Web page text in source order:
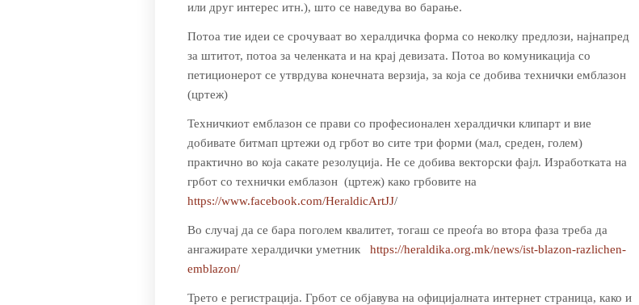
или друг интерес итн.), што се наведува во барање.
Потоа тие идеи се срочуваат во хералдичка форма со неколку предлози, најнапред
за штитот, потоа за челенката и на крај девизата. Потоа во комуникација со
петиционерот се утврдува конечната верзија, за која се добива технички емблазон
(цртеж)
Техничкиот емблазон се прави со професионален хералдички клипарт и вие
добивате битмап цртежи од грбот во сите три форми (мал, среден, голем)
практично во која сакате резолуција. Не се добива векторски фајл. Изработката на
грбот со технички емблазон (цртеж) како грбовите на
https://www.facebook.com/HeraldicArtJJ/
Во случај да се бара поголем квалитет, тогаш се преоѓа во втора фаза треба да
ангажирате хералдички уметник https://heraldika.org.mk/news/ist-blazon-razlichen-
emblazon/
Трето е регистрација. Грбот се објавува на официјалната интернет страница, како и